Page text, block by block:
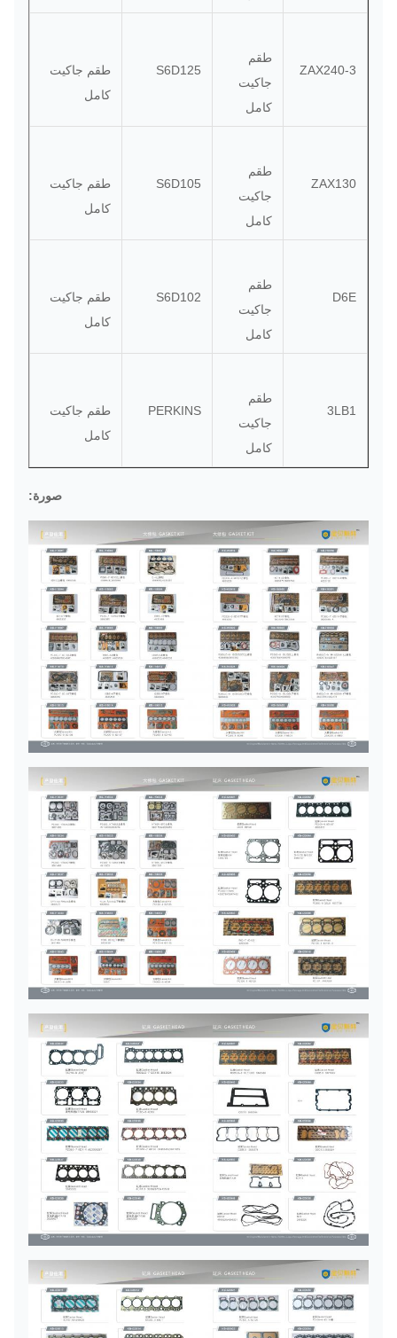
ZAX240-3
طقم
جاكيت
كامل
S6D125
طقم جاكيت
كامل
ZAX130
طقم
جاكيت
كامل
S6D105
طقم جاكيت
كامل
D6E
طقم
جاكيت
كامل
S6D102
طقم جاكيت
كامل
3LB1
طقم
جاكيت
كامل
PERKINS
طقم جاكيت
كامل
صورة: